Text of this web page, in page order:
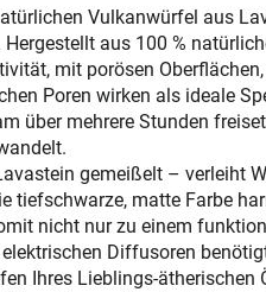
Vulkanwürfel aus
aus 100 %
mit porösen
Poren wirken als ideale
über mehrere Stunden
gemeißelt – verleiht
tiefschwarze, matte Farbe
nicht nur zu einem
Diffusoren
Ihres Lieblings-ätherischen